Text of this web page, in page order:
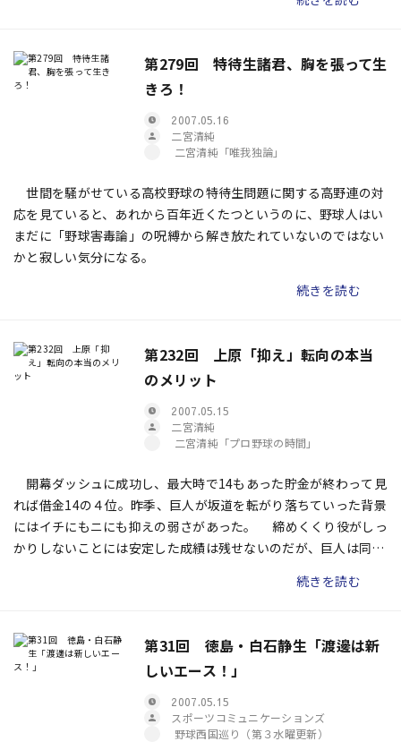
っともヤンキースは２年前にも、11勝19敗のスタートから逆転
唱える向きも多い。だが今季の場合には具体的な中身を見ていっ
ても、彼らの前途はかなり多難に思えてくる。今回はその不振の
要因、さらに先行きが暗いと思える理由を３つピックアップして
第279回 特待生諸君、胸を張って生
きろ！
2007.05.16
二宮清純
二宮清純「唯我独論」
世間を騒がせている高校野球の特待生問題に関する高野連の対
応を見ていると、あれから百年近くたつというのに、野球人はい
まだに「野球害毒論」の呪縛から解き放たれていないのではない
かと寂しい気分になる。
続きを読む
第232回 上原「抑え」転向の本当
のメリット
2007.05.15
二宮清純
二宮清純「プロ野球の時間」
開幕ダッシュに成功し、最大時で14もあった貯金が終わって見
れば借金14の４位。昨季、巨人が坂道を転がり落ちていった背景
にはイチにもニにも抑えの弱さがあった。 締めくくり役がしっ
かりしないことには安定した成績は残せないのだが、巨人は同じ
続きを読む
第31回 徳島・白石静生「渡邊は新
しいエース！」
2007.05.15
スポーツコミュニケーションズ
野球西国巡り（第３水曜更新）